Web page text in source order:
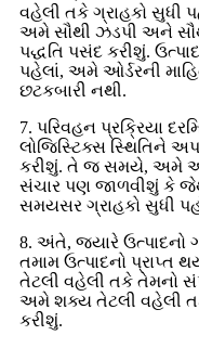
વહેલી તકે ગ્રાહકો સુધી
અમે સૌથી ઝડપી અને
પદ્ધતિ પસંદ કરીશું.
પહેલાં, અમે ઓર્ડરની
છટકબારી નથી.
7. પરિવહન પ્રક્રિયા
લોજિસ્ટિક્સ સ્થિતિને
કરીશું. તે જ સમયે, અમે
સંચાર પણ જાળવીશું કે
સમયસર ગ્રાહકો સુધી
8. અંતે, જ્યારે ઉત્પાદનો
તમામ ઉત્પાદનો પ્રાપ્ત
તેટલી વહેલી તકે તેમનો
અમે શક્ય તેટલી વહેલી
કરીશું.